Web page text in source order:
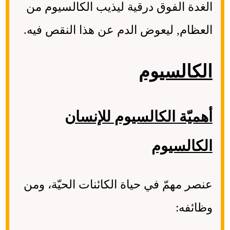
الغدة الفوق درقية ليذيب الكالسيوم من
العظام, ليعوض الدم عن هذا النقص فيه.
الكالسيوم
أهميّة الكالسيوم للإنسان
الكالسيوم
عنصر مهمّ في حياة الكائنات الحيّة، ومن
وظائفه: